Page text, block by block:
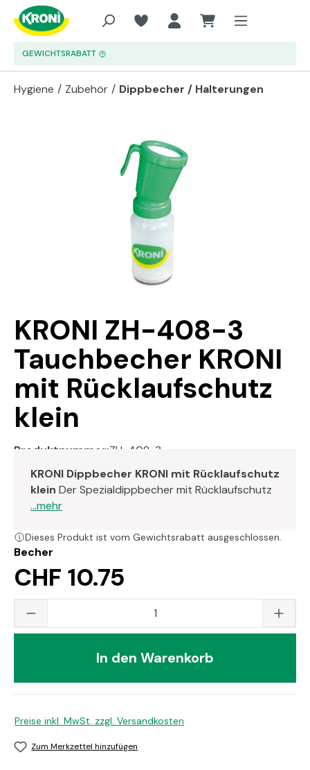
Zum Hauptinhalt springen
GEWICHTSRABATT
Hygiene / Zubehör / Dippbecher / Halterungen
KRONI ZH-408-3
Tauchbecher KRONI
mit Rücklaufschutz
klein
Produktnummer:ZH-408-3
KRONI Dippbecher KRONI mit Rücklaufschutz
klein Der Spezialdippbecher mit Rücklaufschutz
...mehr
Becher
CHF 10.75
Dieses Produkt ist vom Gewichtsrabatt ausgeschlossen.
Produkt Anzahl: Gib den gewünschten
In den Warenkorb
Preise inkl. MwSt. zzgl. Versandkosten
Zum Merkzettel hinzufügen